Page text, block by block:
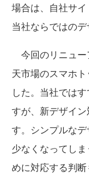
場合は、自社サ
当社ならではのデ
今回のリニュー
天市場のスマホ
した。当社では
すが、新デザイ
す。シンプルな
少なくなってし
めに対応する判